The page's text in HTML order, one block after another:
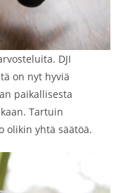
DJI
on nyt hyviä
paikallisesta
Tartuin
olikin yhtä säätöä.